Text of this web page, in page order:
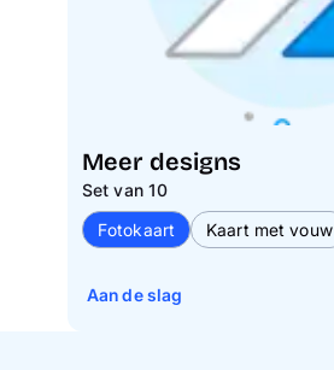
Meer designs
Set van 10
Fotokaart
Kaart met vouw
Aan de slag